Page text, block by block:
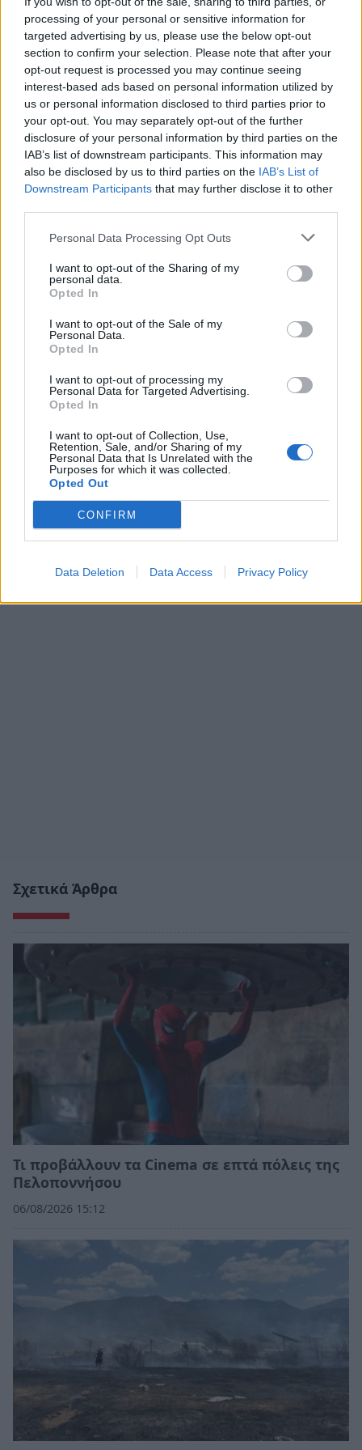
processing of your personal or sensitive information for
targeted advertising by us, please use the below opt-out
section to confirm your selection. Please note that after your
opt-out request is processed you may continue seeing
interest-based ads based on personal information utilized by
us or personal information disclosed to third parties prior to
your opt-out. You may separately opt-out of the further
disclosure of your personal information by third parties on the
IAB’s list of downstream participants. This information may
also be disclosed by us to third parties on the IAB’s List of
Downstream Participants that may further disclose it to other
Personal Data Processing Opt Outs
I want to opt-out of the Sharing of my
personal data.
Opted In
I want to opt-out of the Sale of my
Personal Data.
Opted In
I want to opt-out of processing my
Personal Data for Targeted Advertising.
Opted In
I want to opt-out of Collection, Use,
Retention, Sale, and/or Sharing of my
Personal Data that Is Unrelated with the
Purposes for which it was collected.
Opted Out
CONFIRM
Data Deletion Data Access Privacy Policy
ανάπτυξης, έχουμε υλοποιήσει πάνω από 10
έρευνες γύρω από τα θέματα της έμφυλης
ισότητας στην Ελλάδα και έχουμε δημιουργήσει
100+ επιτυχημένες συνεργασίες με εταιρείες
που επενδύουν ουσιαστικά στην ανάπτυξη του
γυναικείου δυναμικού.
Ακολουθήστε τοnotospress.grστο Google News και
μάθετε πρώτοιόλες τις ειδήσεις
ΕΡΕΥΝΑ
WOMEN ON TOP
ΓΥΝΑΙΚΕΣ
Σχετικά Άρθρα
Τι προβάλλουν τα Cinema σε επτά πόλεις της
Πελοποννήσου
06/08/2026 15:12